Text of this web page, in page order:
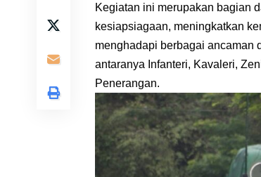
Kegiatan ini merupakan bagian
kesiapsiagaan, meningkatkan
menghadapi berbagai ancaman
antaranya Infanteri, Kavaleri,
Penerangan.